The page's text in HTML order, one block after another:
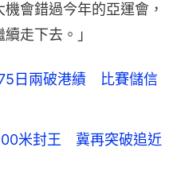
會錯過今年的亞運會，
走下去。」
日兩破港績 比賽儲信
米封王 冀再突破追近